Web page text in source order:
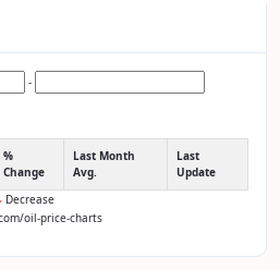
-
%
Change
Last Month
Avg.
Last
Update
Decrease
oil-price-charts